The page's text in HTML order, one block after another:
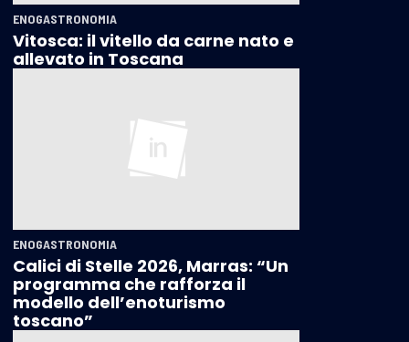
ENOGASTRONOMIA
Vitosca: il vitello da carne nato e
allevato in Toscana
ENOGASTRONOMIA
Calici di Stelle 2026, Marras: “Un
programma che rafforza il
modello dell’enoturismo
toscano”